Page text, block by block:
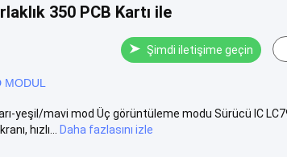
350 PCB Kartı ile
Şimdi iletişime geçin
MODUL
yeşil/mavi mod Üç görüntüleme modu Sürücü IC
hızlı...
Daha fazlasını izle